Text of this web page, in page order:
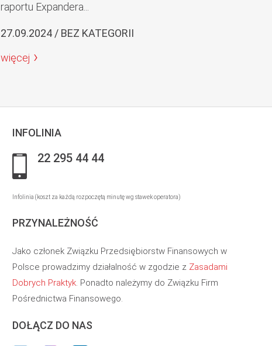
raportu Expandera...
27.09.2024 / BEZ KATEGORII
więcej
INFOLINIA
22 295 44 44
Infolinia (koszt za każdą rozpoczętą minutę wg stawek operatora)
PRZYNALEŻNOŚĆ
Jako członek Związku Przedsiębiorstw Finansowych w
Polsce prowadzimy działalność w zgodzie z Zasadami
Dobrych Praktyk. Ponadto należymy do Związku Firm
Pośrednictwa Finansowego.
DOŁĄCZ DO NAS